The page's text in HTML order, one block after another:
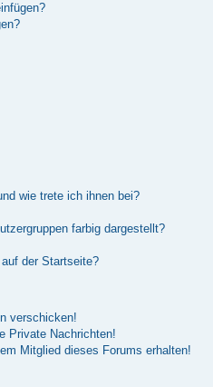
wie trete ich ihnen bei?
farbig dargestellt?
auf der Startseite?
verschicken!
Private Nachrichten!
Mitglied dieses Forums erhalten!